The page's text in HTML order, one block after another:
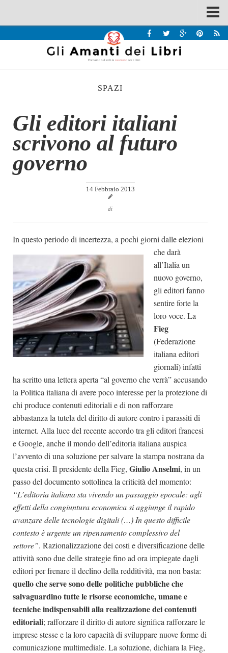
Recensioni
Interviste & Incontri
Chi siamo
Contatti
Eventi
Dicono di Noi
Rassegna Stampa
Archivio
Autori
Generi
Case editrici
Partnership
Premio Chiara
A Tutto Volume
Salone di Torino
Marketing
SPAZI
Gli editori italiani
scrivono al futuro
governo
14 Febbraio 2013
di
In questo periodo di incertezza, a pochi giorni dalle elezioni
che darà
all’Italia un
nuovo governo,
gli editori fanno
sentire forte la
loro voce. La
Fieg
(Federazione
italiana editori
giornali) infatti
ha scritto una lettera aperta “al governo che verrà” accusando
la Politica italiana di avere poco interesse per la protezione di
chi produce contenuti editoriali e di non rafforzare
abbastanza la tutela del diritto di autore contro i parassiti di
internet. Alla luce del recente accordo tra gli editori francesi
e Google, anche il mondo dell’editoria italiana auspica
l’avvento di una soluzione per salvare la stampa nostrana da
questa crisi. Il presidente della Fieg, Giulio Anselmi, in un
passo del documento sottolinea la criticità del momento:
“L’editoria italiana sta vivendo un passaggio epocale: agli
effetti della congiuntura economica si aggiunge il rapido
avanzare delle tecnologie digitali (…) In questo difficile
contesto è urgente un ripensamento complessivo del
settore”. Razionalizzazione dei costi e diversificazione delle
attività sono due delle strategie fino ad ora impiegate dagli
editori per frenare il declino della redditività, ma non basta:
quello che serve sono delle politiche pubbliche che
salvaguardino tutte le risorse economiche, umane e
tecniche indispensabili alla realizzazione dei contenuti
editoriali; rafforzare il diritto di autore significa rafforzare le
imprese stesse e la loro capacità di sviluppare nuove forme di
comunicazione multimediale. La soluzione, dichiara la Fieg,